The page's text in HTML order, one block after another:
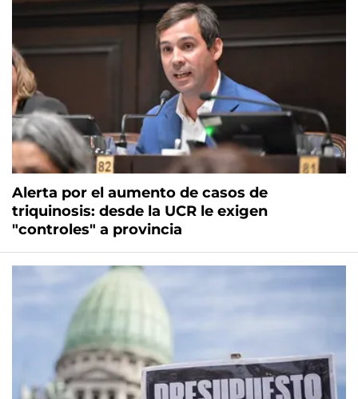
Alerta por el aumento de casos de
triquinosis: desde la UCR le exigen
"controles" a provincia